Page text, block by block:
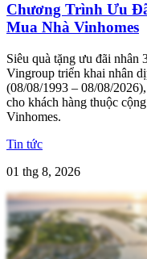
Chương Trình Ưu
Mua Nhà Vinhomes
Siêu quà tặng ưu đãi nhân
Vingroup triển khai nhân
(08/08/1993 – 08/08/
cho khách hàng thuộc
Vinhomes.
Tin tức
01 thg 8, 2026